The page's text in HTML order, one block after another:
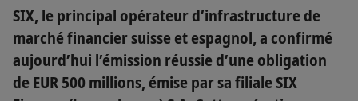
SIX, le principal opérateur d’infrastructure de
marché financier suisse et espagnol, a confirmé
aujourd’hui l’émission réussie d’une obligation
de EUR 500 millions, émise par sa filiale SIX